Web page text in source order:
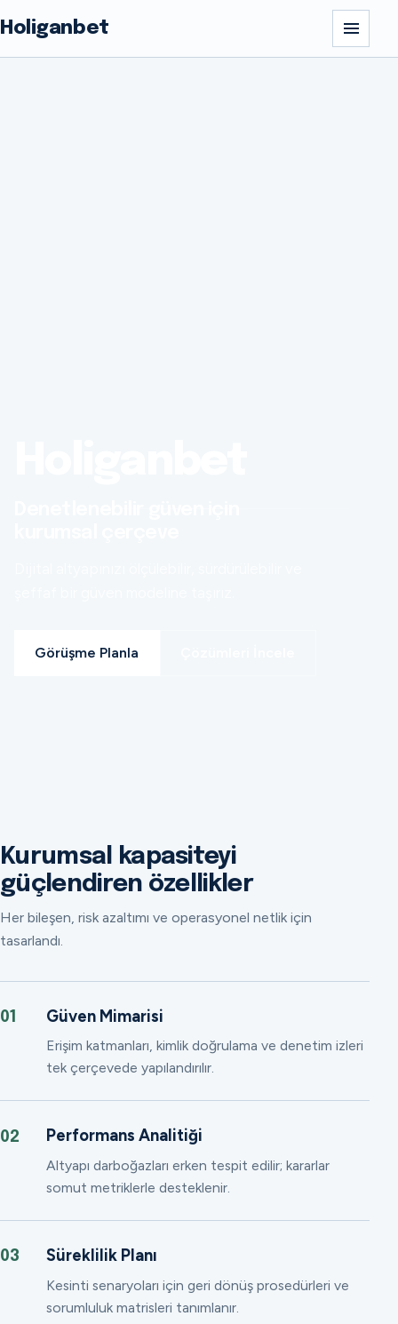
Holiganbet
Görüşme Planla
Kurumsal kapasiteyi
güçlendiren özellikler
Her bileşen, risk azaltımı ve operasyonel netlik için
tasarlandı.
01 Güven Mimarisi
Erişim katmanları, kimlik doğrulama ve denetim izleri
tek çerçevede yapılandırılır.
02 Performans Analitiği
Altyapı darboğazları erken tespit edilir; kararlar
somut metriklerle desteklenir.
03 Süreklilik Planı
Kesinti senaryoları için geri dönüş prosedürleri ve
sorumluluk matrisleri tanımlanır.